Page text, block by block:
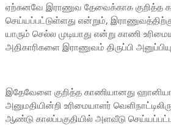
ஏற்கனவே இராணுவ தேவைக்காக குறித்த
செய்யப்பட்டுள்ளது என்றும்,
யாரும் செல்ல முடியாது என்று காணி
அதிகாரிகளை இராணுவம் திருப்பி
இதேவேளை குறித்த காணியானது
அனுமதியின்றி உரிமையாளர்
ஆண்டு காலப்பகுதியில் அளவீடு